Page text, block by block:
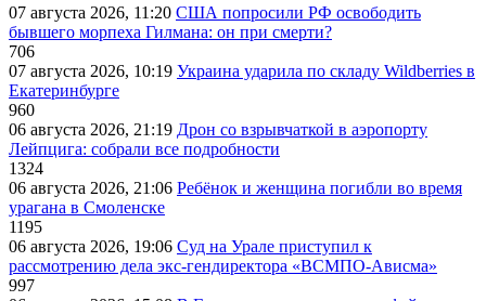
07 августа 2026, 11:20 США попросили РФ освободить
бывшего морпеха Гилмана: он при смерти?
706
07 августа 2026, 10:19 Украина ударила по складу Wildberries в
Екатеринбурге
960
06 августа 2026, 21:19 Дрон со взрывчаткой в аэропорту
Лейпцига: собрали все подробности
1324
06 августа 2026, 21:06 Ребёнок и женщина погибли во время
урагана в Смоленске
1195
06 августа 2026, 19:06 Суд на Урале приступил к
рассмотрению дела экс-гендиректора «ВСМПО-Ависма»
997